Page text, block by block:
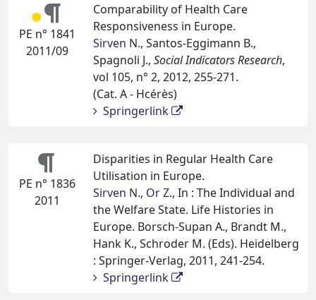
PE n° 1841
2011/09
Comparability of Health Care
Responsiveness in Europe.
Sirven N., Santos-Eggimann B.,
Spagnoli J., Social Indicators Research,
vol 105, n° 2, 2012, 255-271.
(Cat. A - Hcérès)
Springerlink
PE n° 1836
2011
Disparities in Regular Health Care
Utilisation in Europe.
Sirven N., Or Z., In : The Individual and
the Welfare State. Life Histories in
Europe. Borsch-Supan A., Brandt M.,
Hank K., Schroder M. (Eds). Heidelberg
: Springer-Verlag, 2011, 241-254.
Springerlink